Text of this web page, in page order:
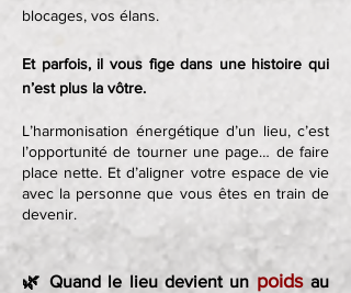
blocages, vos élans.
Et parfois, il vous fige dans une histoire qui
n’est plus la vôtre.
L’harmonisation énergétique d’un lieu, c’est
l’opportunité de tourner une page… de faire
place nette. Et d’aligner votre espace de vie
avec la personne que vous êtes en train de
devenir.
🌿 Quand le lieu devient un poidsau